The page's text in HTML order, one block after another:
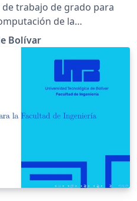
trabajo de grado para
de la
Bolívar
Bolívar